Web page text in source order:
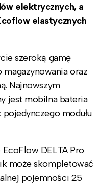
elektrycznych, a
elastycznych
szeroką gamę
oraz
Najnowszym
jest mobilna bateria
modułu
DELTA Pro
może skompletować
pojemności 25